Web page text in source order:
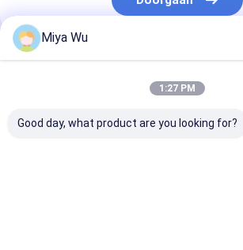
De Flessen van het serumdruppelbuisje
Vloeibare Stichtingsflessen
De Flessen van het lotionglas
Onze Categorieën
Miya Wu
1:27 PM
Good day, what product are you looking for?